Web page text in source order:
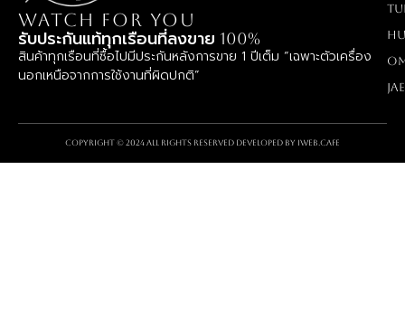
WATCH FOR YOU
รับประกันแท้ทุกเรือนที่ลงขาย 100%
สินค้าทุกเรือนที่ซื้อไปมีประกันหลังการขาย 1 ปีเต็ม “เฉพาะตัวเครื่อง
นอกเหนือจากการใช้งานที่ผิดปกติ”
Copyright © 2024 All rights reserved Developed by iWeb.cafe